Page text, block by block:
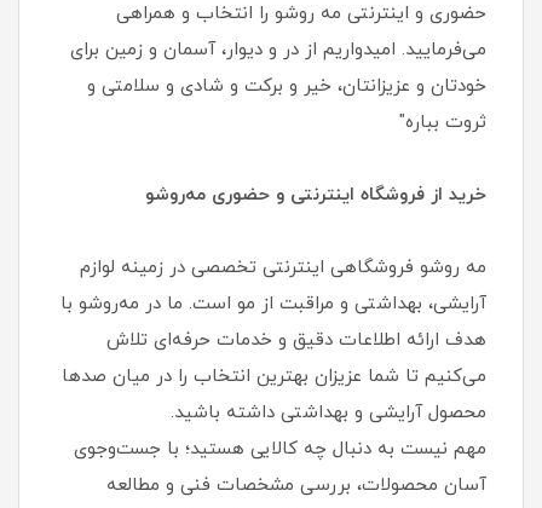
حضوری و اینترنتی مه روشو را انتخاب و همراهی
می‌فرمایید. امیدواریم از در و دیوار، آسمان و زمین برای
خودتان و عزیزانتان، خیر و برکت و شادی و سلامتی و
ثروت بباره"
خرید از فروشگاه اینترنتی و حضوری مه‌روشو
مه‌ روشو فروشگاهی اینترنتی تخصصی در زمینه لوازم
آرایشی، بهداشتی و مراقبت از مو است. ما در مه‌روشو با
هدف ارائه اطلاعات دقیق و خدمات حرفه‌ای تلاش
می‌کنیم تا شما عزیزان بهترین انتخاب را در میان صدها
محصول آرایشی و بهداشتی داشته باشید.
مهم نیست به دنبال چه کالایی هستید؛ با جست‌وجوی
آسان محصولات، بررسی مشخصات فنی و مطالعه